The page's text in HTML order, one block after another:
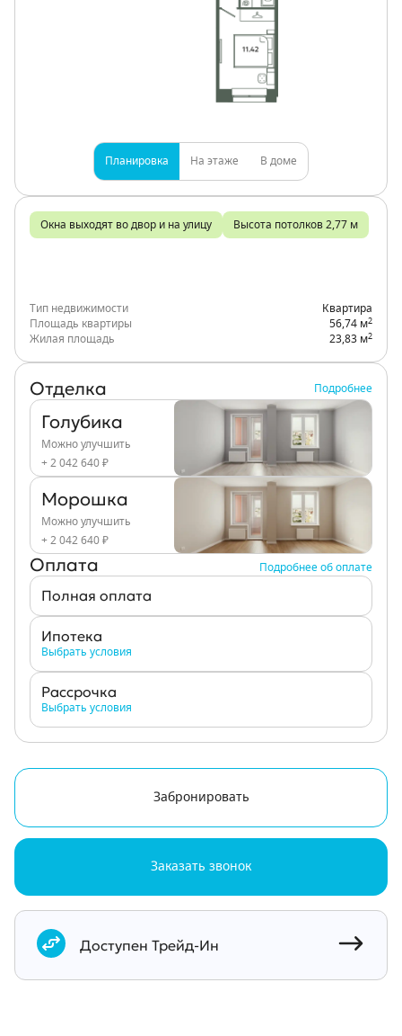
Планировка На этаже В доме
Окна выходят во двор и на улицу Высота потолков 2,77 м
Тип недвижимости
Квартира
Площадь квартиры
56,74 м2
Жилая площадь 23,83 м2
Отделка Подробнее
Голубика
Можно улучшить
+ 2 042 640 ₽
Морошка
Можно улучшить
+ 2 042 640 ₽
Оплата Подробнее об оплате
Полная оплата
Ипотека
Выбрать условия
Рассрочка
Выбрать условия
Забронировать
Заказать звонок
Документы
Доступен Трейд-Ин